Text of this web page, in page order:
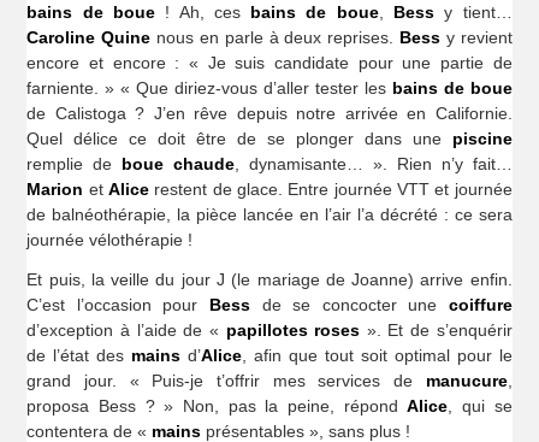
bains de boue ! Ah, ces bains de boue, Bess y tient…
Caroline Quine nous en parle à deux reprises. Bessy revient
encore et encore : « Je suis candidate pour une partie de
farniente. » « Que diriez-vous d’aller tester les bains de boue
de Calistoga ? J’en rêve depuis notre arrivée en Californie.
Quel délice ce doit être de se plonger dans une piscine
remplie de boue chaude , dynamisante… ». Rien n’y fait…
Marion etAlice restent de glace. Entre journée VTT et journée
de balnéothérapie, la pièce lancée en l’air l’a décrété : ce sera
journée vélothérapie !
Et puis, la veille du jour J (le mariage de Joanne) arrive enfin.
C’est l’occasion pour Bessde se concocter une coiffure
d’exception à l’aide de « papillotes roses ». Et de s’enquérir
de l’état des mains d’Alice , afin que tout soit optimal pour le
grand jour. « Puis-je t’offrir mes services de manucure,
proposa Bess ? » Non, pas la peine, répondAlice , qui se
contentera de « mains présentables », sans plus !